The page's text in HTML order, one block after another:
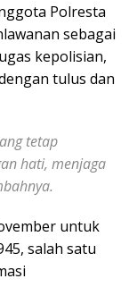
Polresta
sebagai
kepolisian,
tulus dan
tetap
hati, menjaga
untuk
salah satu